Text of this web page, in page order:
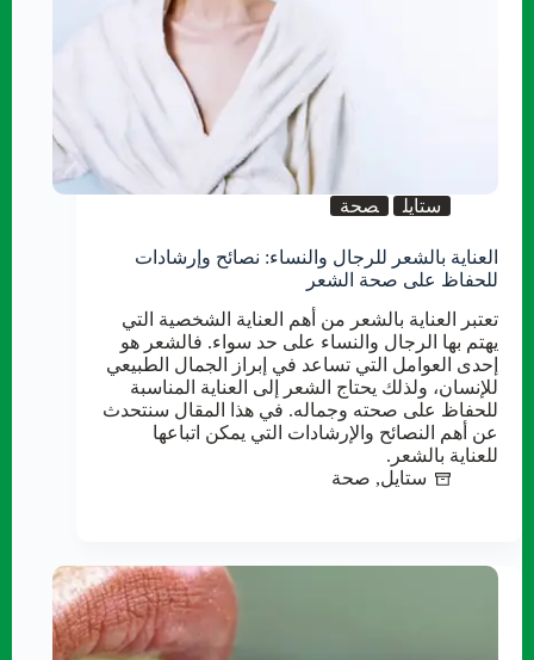
ستايل صحة
العناية بالشعر للرجال والنساء: نصائح وإرشادات
للحفاظ على صحة الشعر
تعتبر العناية بالشعر من أهم العناية الشخصية التي
يهتم بها الرجال والنساء على حد سواء. فالشعر هو
إحدى العوامل التي تساعد في إبراز الجمال الطبيعي
للإنسان، ولذلك يحتاج الشعر إلى العناية المناسبة
للحفاظ على صحته وجماله. في هذا المقال سنتحدث
عن أهم النصائح والإرشادات التي يمكن اتباعها
للعناية بالشعر.
ستايل, صحة